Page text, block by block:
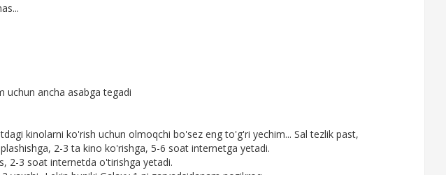
uchun ancha asabga tegadi
kinolarni ko'rish uchun olmoqchi bo'sez eng to'g'ri yechim... Sal tezlik past,
2-3 ta kino ko'rishga, 5-6 soat internetga yetadi.
2-3 soat internetda o'tirishga yetadi.